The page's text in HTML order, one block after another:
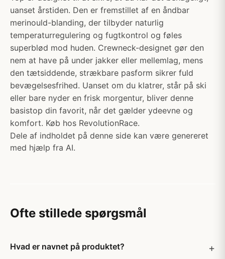
uanset årstiden. Den er fremstillet af en åndbar
merinould-blanding, der tilbyder naturlig
temperaturregulering og fugtkontrol og føles
superblød mod huden. Crewneck-designet gør den
nem at have på under jakker eller mellemlag, mens
den tætsiddende, strækbare pasform sikrer fuld
bevægelsesfrihed. Uanset om du klatrer, står på ski
eller bare nyder en frisk morgentur, bliver denne
basistop din favorit, når det gælder ydeevne og
komfort. Køb hos RevolutionRace.
Dele af indholdet på denne side kan være genereret
med hjælp fra AI.
Ofte stillede spørgsmål
Hvad er navnet på produktet?